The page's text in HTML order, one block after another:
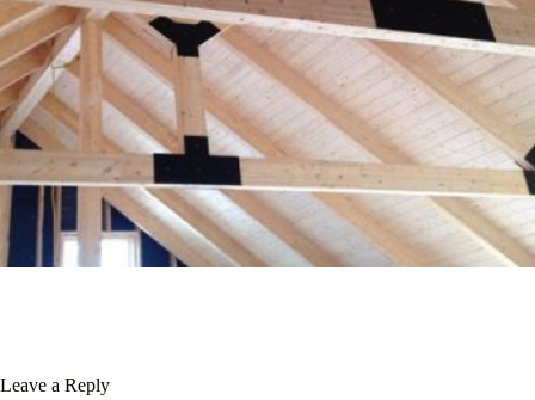
Leave a Reply